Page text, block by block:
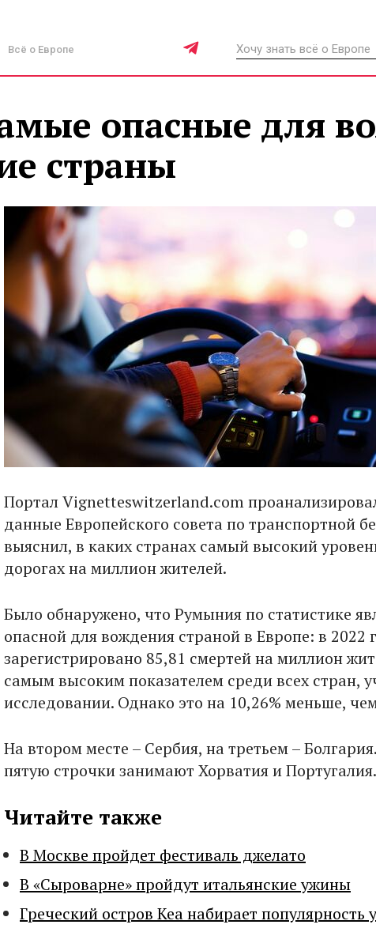
Всё о Европе
опасные для
страны
Портал Vignetteswitzerland.com
данные Европейского совета по транспортной
выяснил, в каких странах самый высокий
дорогах на миллион жителей.
Было обнаружено, что Румыния по статистике
опасной для вождения страной в Европе: в 2022
зарегистрировано 85,81 смертей на миллион
самым высоким показателем среди всех стран,
исследовании. Однако это на 10,26% меньше,
На втором месте – Сербия, на третьем –
пятую строчки занимают Хорватия и Португалия.
Читайте также
В Москве пройдет фестиваль джелато
В «Сыроварне» пройдут итальянские ужины
Греческий остров Кеа набирает популярность